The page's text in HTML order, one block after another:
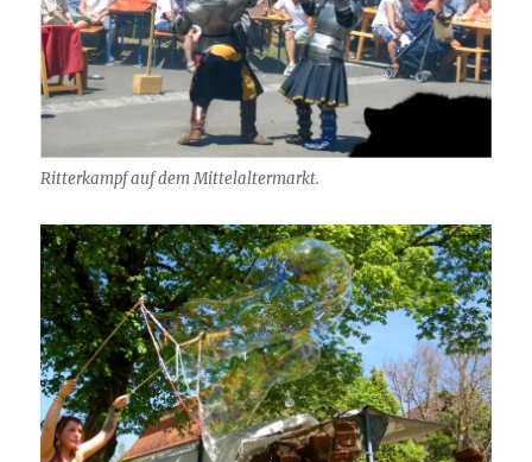
Ritterkampf auf dem Mittelaltermarkt.